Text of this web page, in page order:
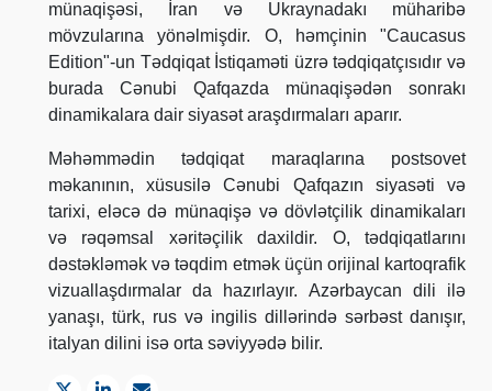
münaqişəsi, İran və Ukraynadakı müharibə
mövzularına yönəlmişdir. O, həmçinin "Caucasus
Edition"-un Tədqiqat İstiqaməti üzrə tədqiqatçısıdır və
burada Cənubi Qafqazda münaqişədən sonrakı
dinamikalara dair siyasət araşdırmaları aparır.
Məhəmmədin tədqiqat maraqlarına postsovet
məkanının, xüsusilə Cənubi Qafqazın siyasəti və
tarixi, eləcə də münaqişə və dövlətçilik dinamikaları
və rəqəmsal xəritəçilik daxildir. O, tədqiqatlarını
dəstəkləmək və təqdim etmək üçün orijinal kartoqrafik
vizuallaşdırmalar da hazırlayır. Azərbaycan dili ilə
yanaşı, türk, rus və ingilis dillərində sərbəst danışır,
italyan dilini isə orta səviyyədə bilir.